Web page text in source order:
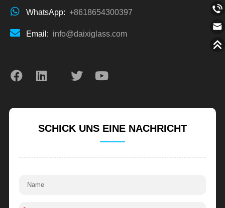
WhatsApp: +8618654300397
Email: info@daixiglass.com
SCHICK UNS EINE NACHRICHT